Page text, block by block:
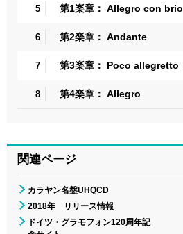
5 第1楽章： Allegro con brio
6 第2楽章： Andante
7 第3楽章： Poco allegretto
8 第4楽章： Allegro
関連ページ
カラヤン名盤UHQCD
2018年 リリース情報
ドイツ・グラモフォン120周年記